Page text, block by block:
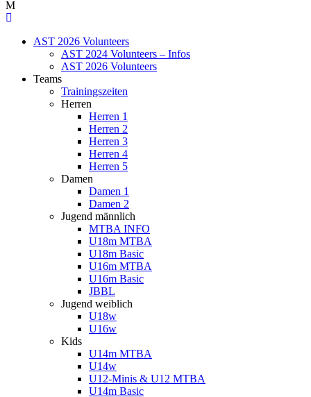
AST 2026 Volunteers
AST 2024 Volunteers – Infos
AST 2026 Volunteers
Teams
Trainingszeiten
Herren
Herren 1
Herren 2
Herren 3
Herren 4
Herren 5
Damen
Damen 1
Damen 2
Jugend männlich
MTBA INFO
U18m MTBA
U18m Basic
U16m MTBA
U16m Basic
JBBL
Jugend weiblich
U18w
U16w
Kids
U14m MTBA
U14w
U12-Minis & U12 MTBA
U14m Basic